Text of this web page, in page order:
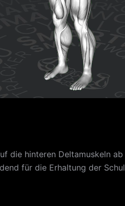
die hinteren Deltamuskeln
für die Erhaltung der